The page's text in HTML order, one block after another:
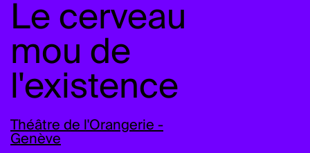
Le cerveau
mou de
l'existence
Théâtre de l'Orangerie -
Genève